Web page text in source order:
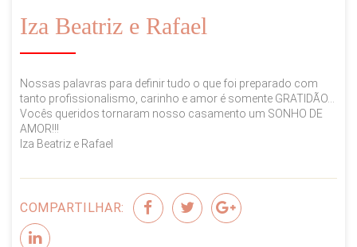
Iza Beatriz e Rafael
Nossas palavras para definir tudo o que foi preparado com
tanto profissionalismo, carinho e amor é somente GRATIDÃO…
Vocês queridos tornaram nosso casamento um SONHO DE
AMOR!!!
Iza Beatriz e Rafael
COMPARTILHAR: